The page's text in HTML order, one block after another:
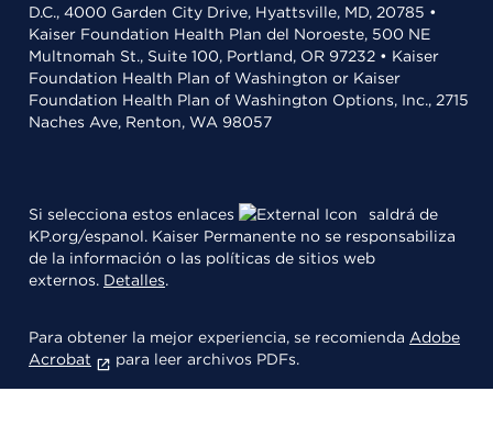
D.C., 4000 Garden City Drive, Hyattsville, MD, 20785 •
Kaiser Foundation Health Plan del Noroeste, 500 NE
Multnomah St., Suite 100, Portland, OR 97232 • Kaiser
Foundation Health Plan of Washington or Kaiser
Foundation Health Plan of Washington Options, Inc., 2715
Naches Ave, Renton, WA 98057
Si selecciona estos enlaces
saldrá de
KP.org/espanol. Kaiser Permanente no se responsabiliza
de la información o las políticas de sitios web
externos. Detalles.
Para obtener la mejor experiencia, se recomienda Adobe
Acrobat
para leer archivos PDFs.